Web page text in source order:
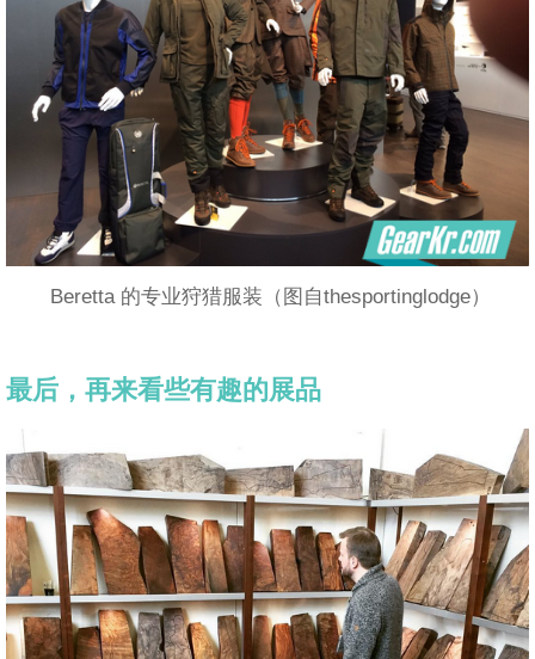
Beretta 的专业狩猎服装（图自thesportinglodge）
最后，再来看些有趣的展品